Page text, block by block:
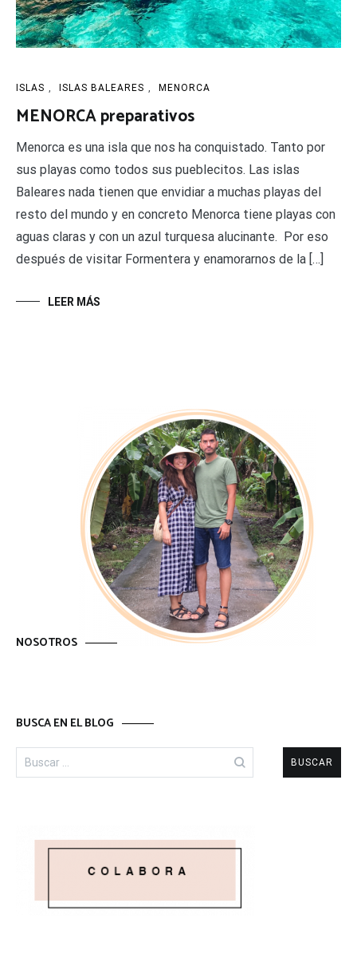
ISLAS , ISLAS BALEARES , MENORCA
MENORCA preparativos
Menorca es una isla que nos ha conquistado. Tanto por
sus playas como todos sus pueblecitos. Las islas
Baleares nada tienen que envidiar a muchas playas del
resto del mundo y en concreto Menorca tiene playas con
aguas claras y con un azul turquesa alucinante. Por eso
después de visitar Formentera y enamorarnos de la […]
LEER MÁS
NOSOTROS
BUSCA EN EL BLOG
Buscar: